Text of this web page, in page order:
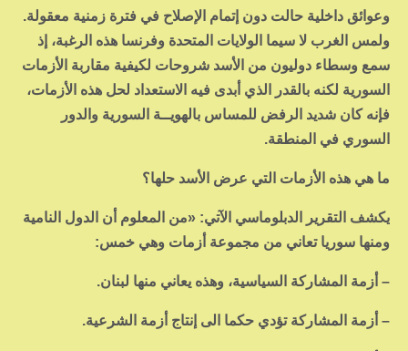
وعوائق داخلية حالت دون إتمام الإصلاح في فترة زمنية معقولة.
ولمس الغرب لا سيما الولايات المتحدة وفرنسا هذه الرغبة، إذ
سمع وسطاء دوليون من الأسد شروحات لكيفية مقاربة الأزمات
السورية لكنه بالقدر الذي أبدى فيه الاستعداد لحل هذه الأزمات،
فإنه كان شديد الرفض للمساس بالهويــة السورية والدور
السوري في المنطقة.
ما هي هذه الأزمات التي عرض الأسد حلها؟
يكشف التقرير الدبلوماسي الآتي: «من المعلوم أن الدول النامية
ومنها سوريا تعاني من مجموعة أزمات وهي خمس:
– أزمة المشاركة السياسية، وهذه يعاني منها لبنان.
– أزمة المشاركة تؤدي حكما الى إنتاج أزمة الشرعية.